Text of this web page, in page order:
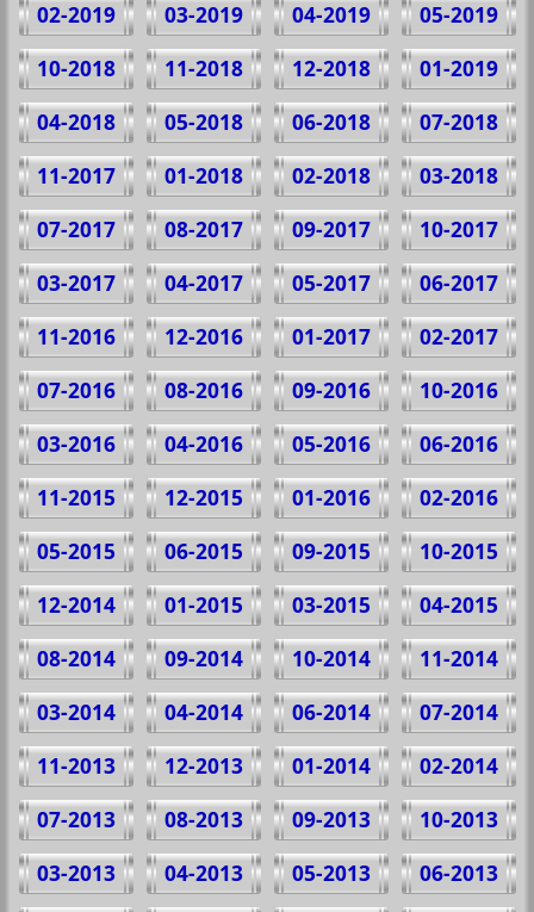
05-2019
04-2019
03-2019
02-2019
01-2019
12-2018
11-2018
10-2018
07-2018
06-2018
05-2018
04-2018
03-2018
02-2018
01-2018
11-2017
10-2017
09-2017
08-2017
07-2017
06-2017
05-2017
04-2017
03-2017
02-2017
01-2017
12-2016
11-2016
10-2016
09-2016
08-2016
07-2016
06-2016
05-2016
04-2016
03-2016
02-2016
01-2016
12-2015
11-2015
10-2015
09-2015
06-2015
05-2015
04-2015
03-2015
01-2015
12-2014
11-2014
10-2014
09-2014
08-2014
07-2014
06-2014
04-2014
03-2014
02-2014
01-2014
12-2013
11-2013
10-2013
09-2013
08-2013
07-2013
06-2013
05-2013
04-2013
03-2013